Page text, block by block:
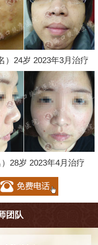
）24岁 2023年3月治疗
28岁 2023年4月治疗
团队